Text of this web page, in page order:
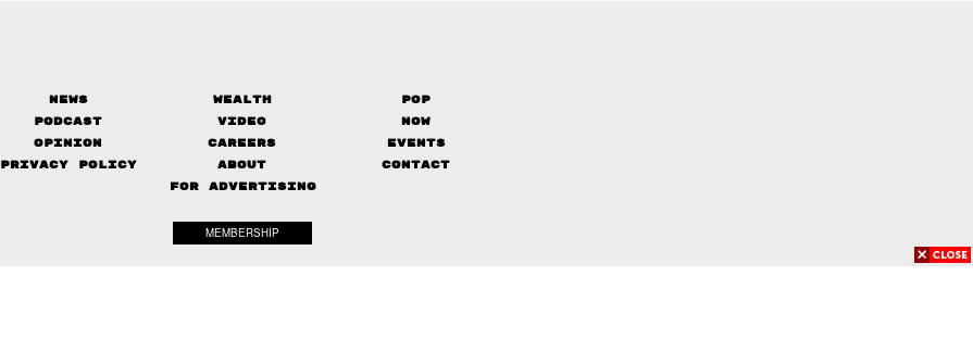
News Wealth
Pop
Podcast
Video
Now
Opinion
Careers
Events
Privacy Policy
About
Contact
FOR ADVERTISING
MEMBERSHIP